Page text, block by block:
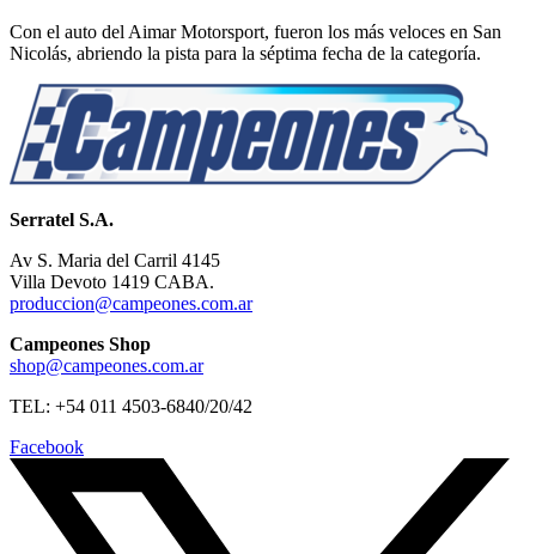
Con el auto del Aimar Motorsport, fueron los más veloces en San
Nicolás, abriendo la pista para la séptima fecha de la categoría.
Serratel S.A.
Av S. Maria del Carril 4145
Villa Devoto 1419 CABA.
produccion@campeones.com.ar
Campeones Shop
shop@campeones.com.ar
TEL: +54 011 4503-6840/20/42
Facebook